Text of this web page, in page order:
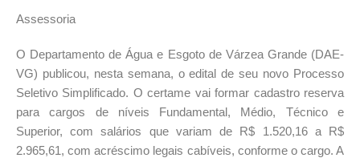
Assessoria
O Departamento de Água e Esgoto de Várzea Grande (DAE-
VG) publicou, nesta semana, o edital de seu novo Processo
Seletivo Simplificado. O certame vai formar cadastro reserva
para cargos de níveis Fundamental, Médio, Técnico e
Superior, com salários que variam de R$ 1.520,16 a R$
2.965,61, com acréscimo legais cabíveis, conforme o cargo. A